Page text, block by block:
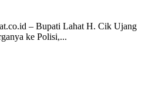
– Bupati Lahat H. Cik Ujang
ke Polisi,...